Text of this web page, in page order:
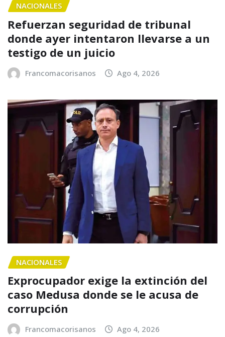
NACIONALES
Refuerzan seguridad de tribunal
donde ayer intentaron llevarse a un
testigo de un juicio
Francomacorisanos Ago 4, 2026
NACIONALES
Exprocupador exige la extinción del
caso Medusa donde se le acusa de
corrupción
Francomacorisanos Ago 4, 2026